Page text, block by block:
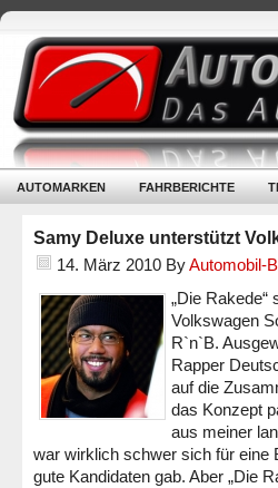
AUTOMARKEN FAHRBERICHTE
Samy Deluxe unterstützt
14. März 2010 ByAutomobil-
„Die Rakede“
Volkswagen
R`n`B.
Rapper
auf die
das Konzept
aus meiner
war wirklich schwer sich für eine
gute Kandidaten gab. Aber „Die